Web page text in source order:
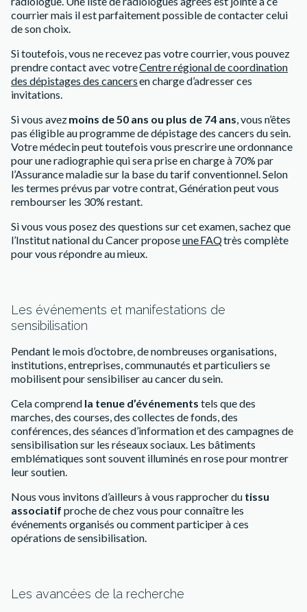
courrier mais il est parfaitement possible de contacter celui
de son choix.
Si toutefois, vous ne recevez pas votre courrier, vous pouvez
prendre contact avec votreCentre régional de coordination
des dépistages des cancersen charge d’adresser ces
invitations.
Si vous avezmoins de 50 ans ou plus de 74 ans, vous n’êtes
pas éligible au programme de dépistage des cancers du sein.
Votre médecin peut toutefois vous prescrire une ordonnance
pour une radiographie qui sera prise en charge à 70% par
l’Assurance maladie sur la base du tarif conventionnel. Selon
les termes prévus par votre contrat, Génération peut vous
rembourser les 30% restant.
Si vous vous posez des questions sur cet examen, sachez que
l’Institut national du Cancer proposeune FAQtrès complète
pour vous répondre au mieux.
Les événements et manifestations de
sensibilisation
Pendant le mois d’octobre, de nombreuses organisations,
institutions, entreprises, communautés et particuliers se
mobilisent pour sensibiliser au cancer du sein.
Cela comprend la tenue d’événements tels que des
marches, des courses, des collectes de fonds, des
conférences, des séances d’information et des campagnes de
sensibilisation sur les réseaux sociaux. Les bâtiments
emblématiques sont souvent illuminés en rose pour montrer
leur soutien.
Nous vous invitons d’ailleurs à vous rapprocher du tissu
associatif proche de chez vous pour connaître les
événements organisés ou comment participer à ces
opérations de sensibilisation.
Les avancées de la recherche